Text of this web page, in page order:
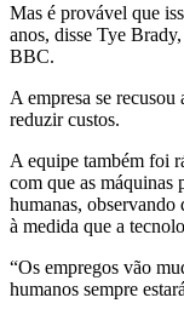
Mas é provável que
anos, disse Tye
BBC.
A empresa se
reduzir custos.
A equipe também foi
com que as máquinas
humanas,
à medida que a
“Os empregos vão
humanos sempre